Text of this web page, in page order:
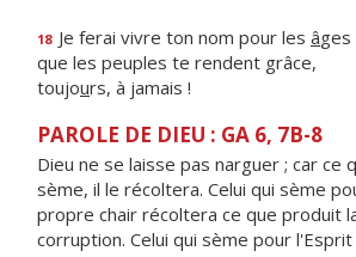
18 Je ferai vivre ton nom pour les âges
que les peuples te rendent grâce,
toujours, à jamais !
PAROLE DE DIEU : GA 6, 7B-8
Dieu ne se laisse pas narguer ; car ce
sème, il le récoltera. Celui qui sème
propre chair récoltera ce que produit
corruption. Celui qui sème pour